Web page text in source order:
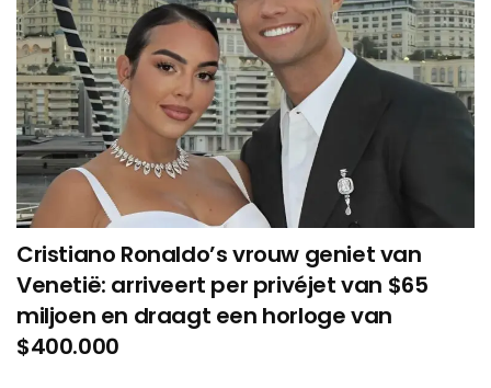
Cristiano Ronaldo’s vrouw geniet van
Venetië: arriveert per privéjet van $65
miljoen en draagt een horloge van
$400.000